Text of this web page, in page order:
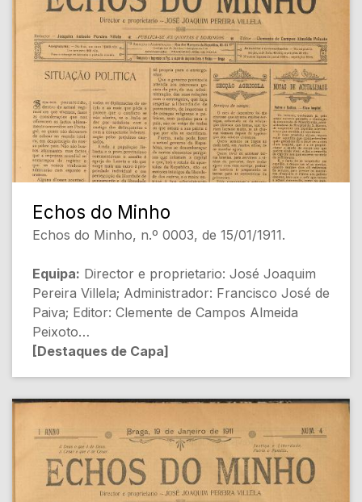
- O que vae pelo estrangeiro [Internacional]
[Conteúdo Gerado por Inteligência Artificial,
pode conter erros]
Echos do Minho
Echos do Minho, n.º 0003, de 15/01/1911.
Equipa: Director e proprietario: José Joaquim
Pereira Villela; Administrador: Francisco José de
Paiva; Editor: Clemente de Campos Almeida
Peixoto
[Destaques de Capa]
- NOTAS DE ACTUALIDADE: Padres e Medicos
[Sociedade]
- O fabrico de bombas [Política]
[Conteúdo Gerado por Inteligência Artificial,